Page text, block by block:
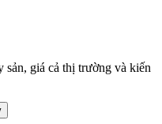
sản, giá cả thị trường và kiến